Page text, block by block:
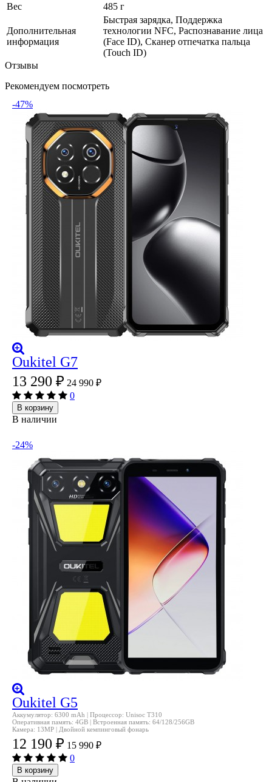
Вес
485 г
Дополнительная
информация
Быстрая зарядка, Поддержка
технологии NFC, Распознавание лица
(Face ID), Сканер отпечатка пальца
(Touch ID)
Отзывы
Рекомендуем посмотреть
-47%
Oukitel G7
13 290 ₽ 24 990 ₽
0
В корзину
В наличии
-24%
Oukitel G5
Аккумулятор: 6300 mAh | Процессор: Unisoc T310
Оперативная память: 4GB | Встроенная память: 64/128/256GB
Камера: 13MP | Двойной кемпинговый фонарь
12 190 ₽ 15 990 ₽
0
В корзину